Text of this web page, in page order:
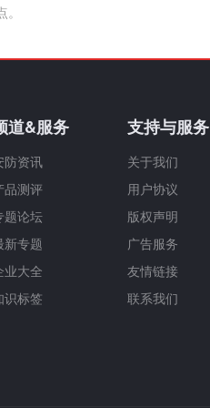
道&服务
防资讯
品测评
题论坛
新专题
业大全
识标签
支持与服务
关于我们
用户协议
版权声明
广告服务
友情链接
联系我们